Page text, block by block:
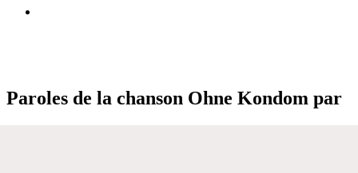
Paroles de la chanson Ohne Kondom par